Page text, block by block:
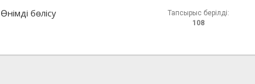
Өнімді бөлісу
Тапсырыс берілді:
108